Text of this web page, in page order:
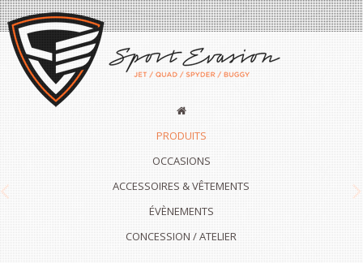
PRODUITS
OCCASIONS
ACCESSOIRES & VÊTEMENTS
ÉVÈNEMENTS
CONCESSION / ATELIER
Previous